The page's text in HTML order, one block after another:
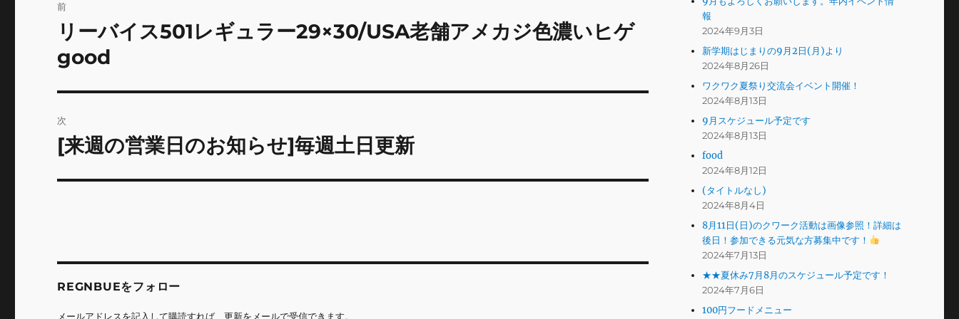
稿
ナ
ゲ
ー
前
前
投
稿:
リーバイス501レギュラー29×30/USA老舗アメカジ色濃いヒゲ
good
次
次
投
[来週の営業日のお知らせ]毎週土日更新
REGNBUEをフォロー
メールアドレスを記入して購読すれば、更新をメールで受信できます。
報
2024年9月3日
新学期はじまりの9月2日(月)より
2024年8月26日
ワクワク夏祭り交流会イベント開催！
2024年8月13日
9月スケジュール予定です
2024年8月13日
food
2024年8月12日
(タイトルなし)
2024年8月4日
8月11日(日)のクワーク活動は画像参照！詳細は
後日！参加できる元気な方募集中です！
2024年7月13日
★★夏休み7月8月のスケジュール予定です！
2024年7月6日
100円フードメニュー